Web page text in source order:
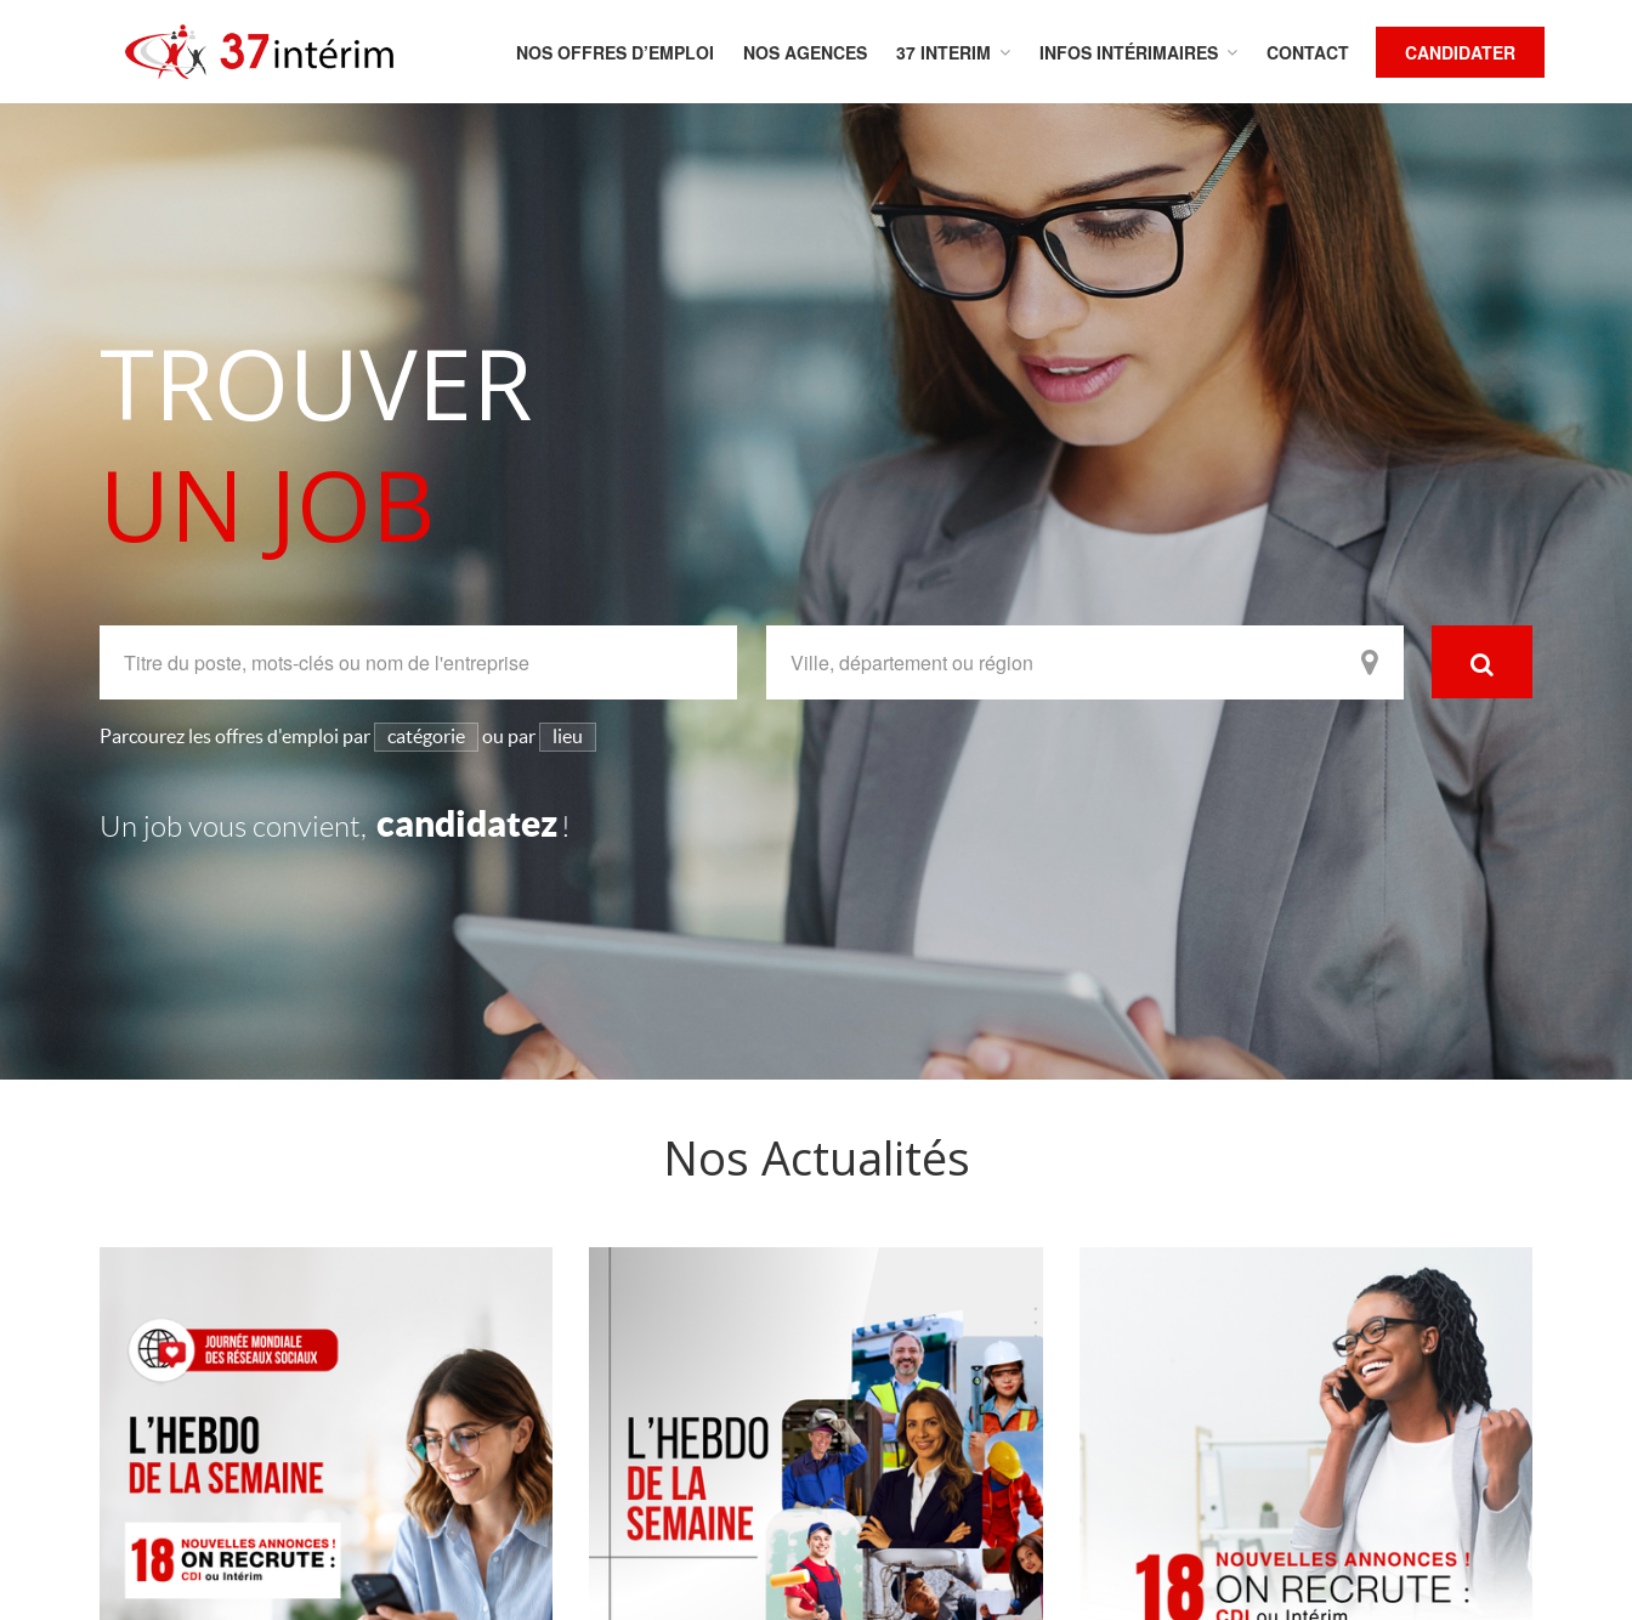
NOS OFFRES D’EMPLOI NOS AGENCES 37 INTERIM INFOS INTÉRIMAIRES CONTACT CANDIDATER
TROUVER
UN JOB
Parcourez les offres d'emploi par catégorie ou par lieu
Un job vous convient, candidatez !
Nos Actualités